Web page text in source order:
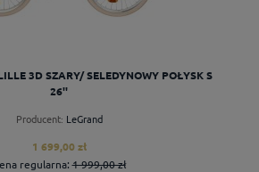
3D SZARY/ SELEDYNOWY POŁYSK S
26''
Producent: LeGrand
1 699,00 zł
regularna:1 999,00 zł